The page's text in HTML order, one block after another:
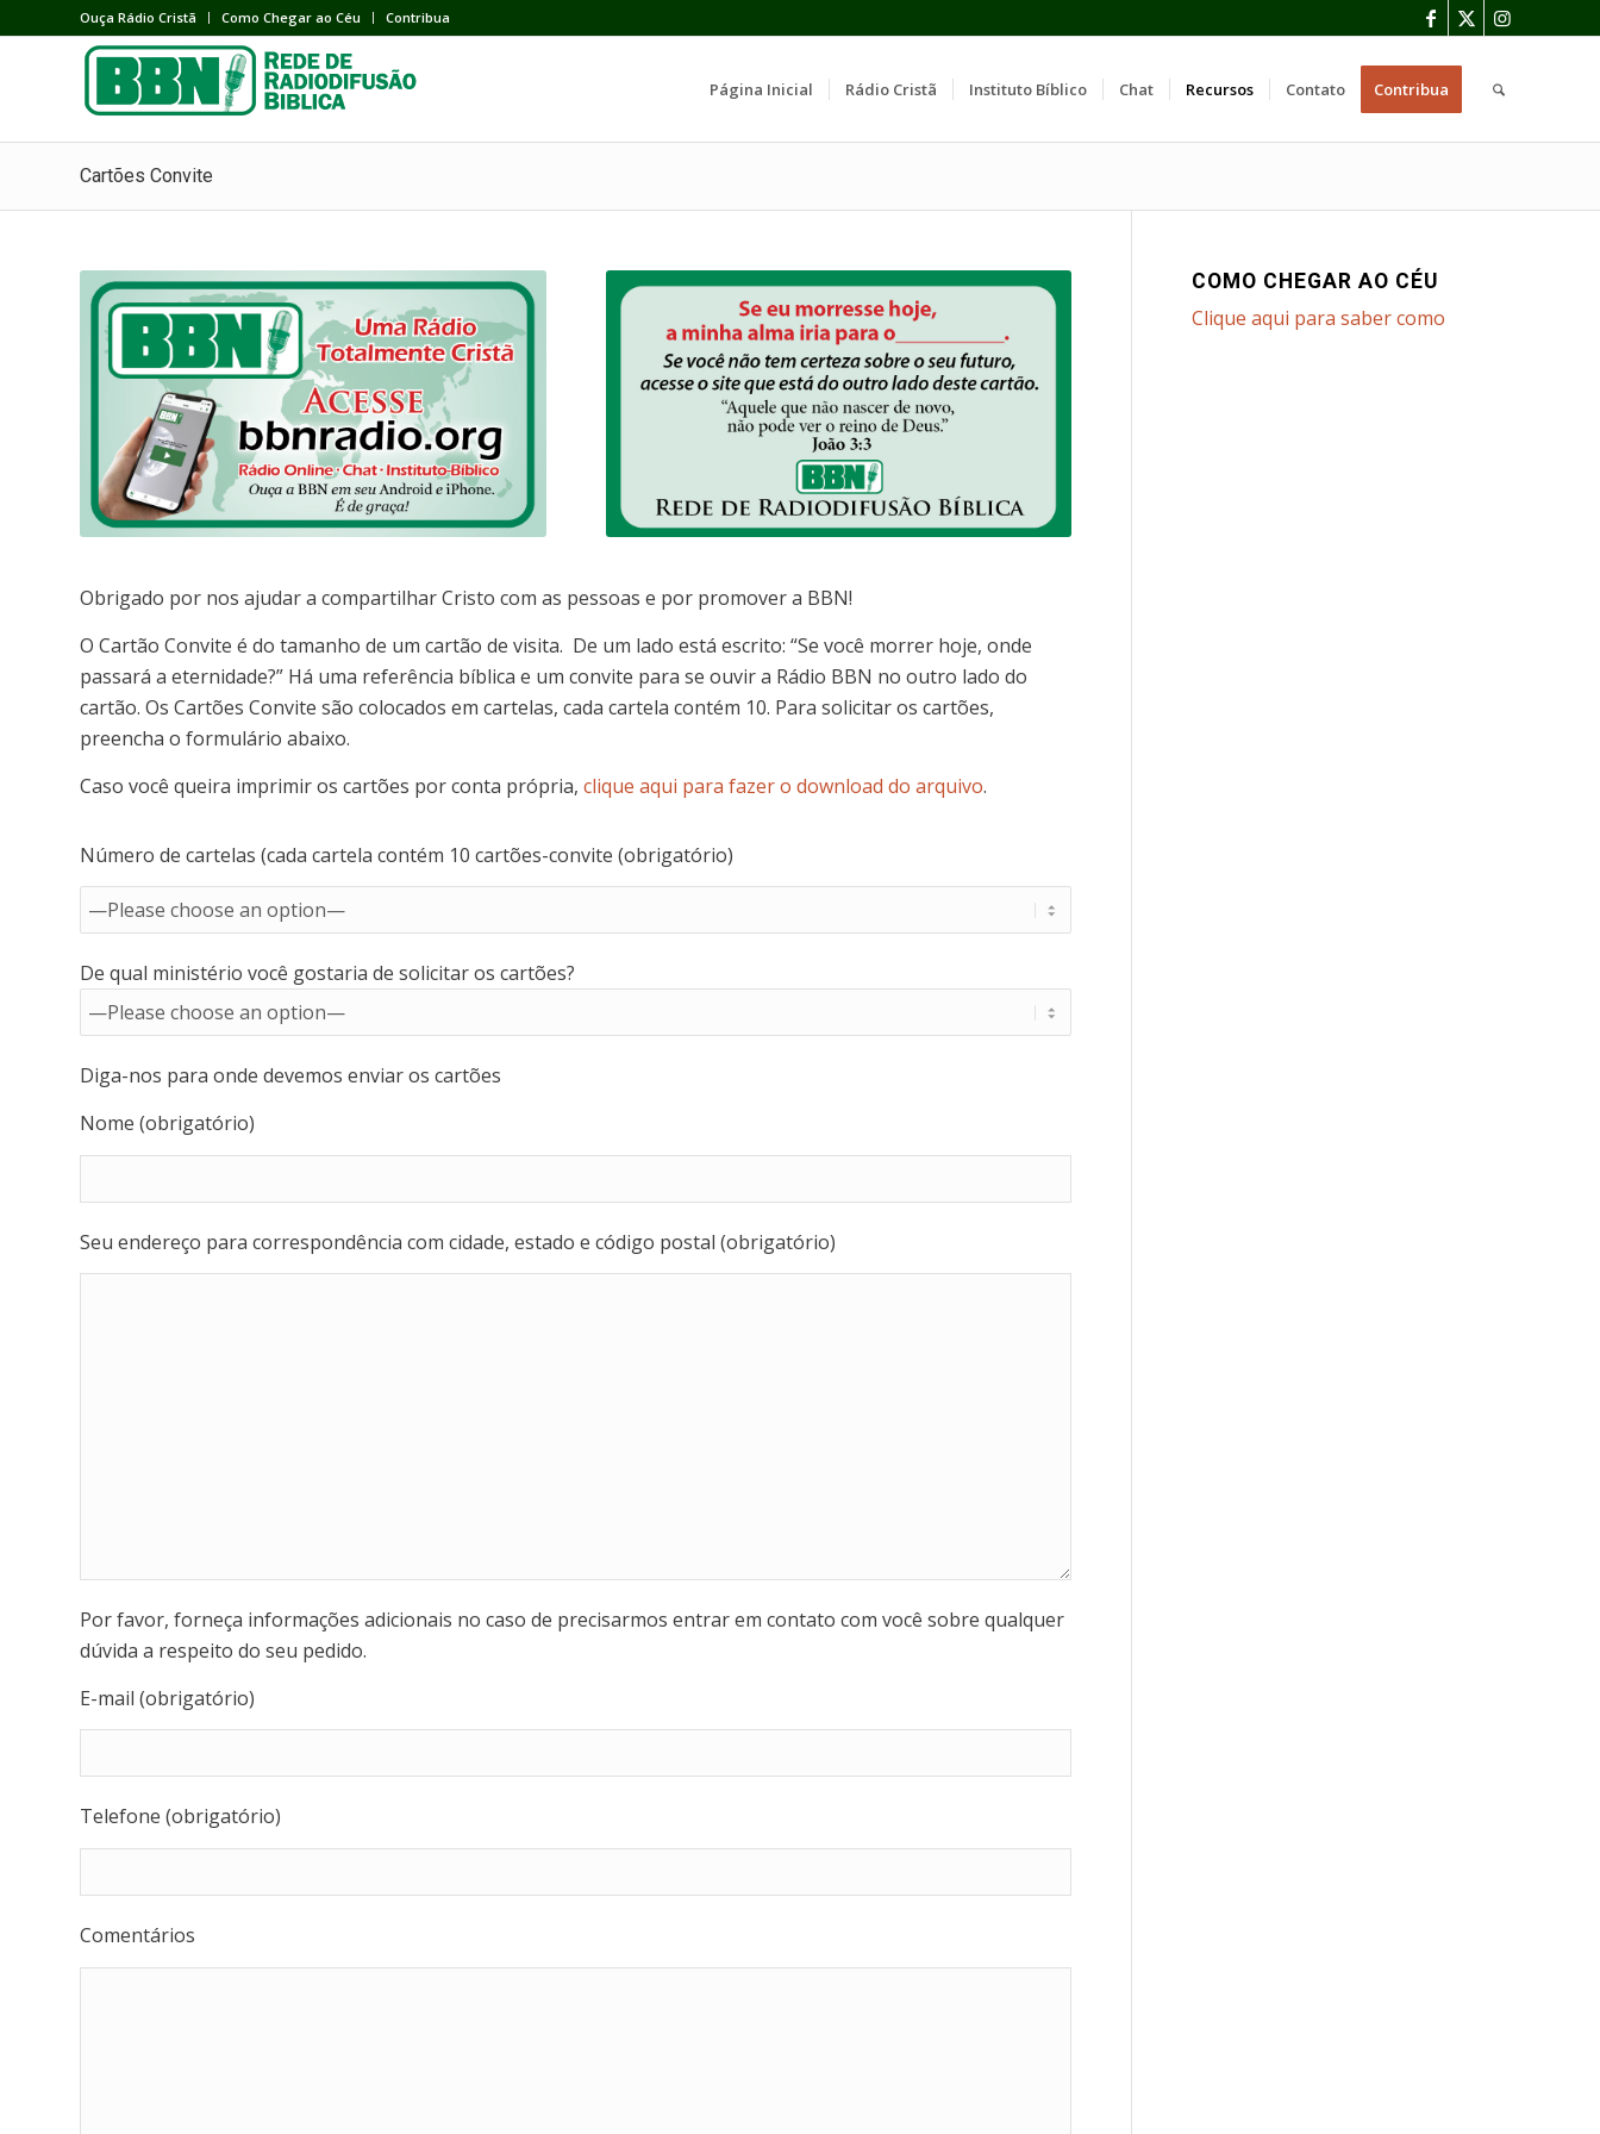
Ouça Rádio Cristã Como Chegar ao Céu Contribua
Página Inicial Rádio Cristã Instituto Bíblico Chat Recursos Contato Contribua
Cartões Convite
Obrigado por nos ajudar a compartilhar Cristo com as pessoas e por promover a BBN!
O Cartão Convite é do tamanho de um cartão de visita. De um lado está escrito: “Se você morrer hoje, onde
passará a eternidade?” Há uma referência bíblica e um convite para se ouvir a Rádio BBN no outro lado do
cartão. Os Cartões Convite são colocados em cartelas, cada cartela contém 10. Para solicitar os cartões,
preencha o formulário abaixo.
Caso você queira imprimir os cartões por conta própria, clique aqui para fazer o download do arquivo.
Número de cartelas (cada cartela contém 10 cartões-convite (obrigatório)
De qual ministério você gostaria de solicitar os cartões?
Diga-nos para onde devemos enviar os cartões
Nome (obrigatório)
Seu endereço para correspondência com cidade, estado e código postal (obrigatório)
Por favor, forneça informações adicionais no caso de precisarmos entrar em contato com você sobre qualquer
dúvida a respeito do seu pedido.
E-mail (obrigatório)
Telefone (obrigatório)
Comentários
COMO CHEGAR AO CÉU
Clique aqui para saber como